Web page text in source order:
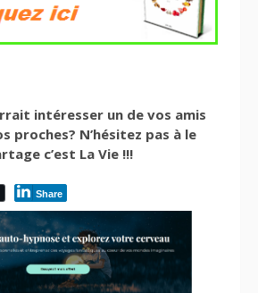
intéresser un de vos amis
proches? N’hésitez pas à le
c’est La Vie !!!
Share